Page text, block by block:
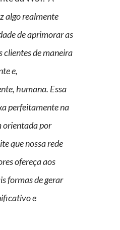
algo realmente
de aprimorar as
clientes de maneira
e,
humana. Essa
perfeitamente na
orientada por
que nossa rede
ofereça aos
formas de gerar
e